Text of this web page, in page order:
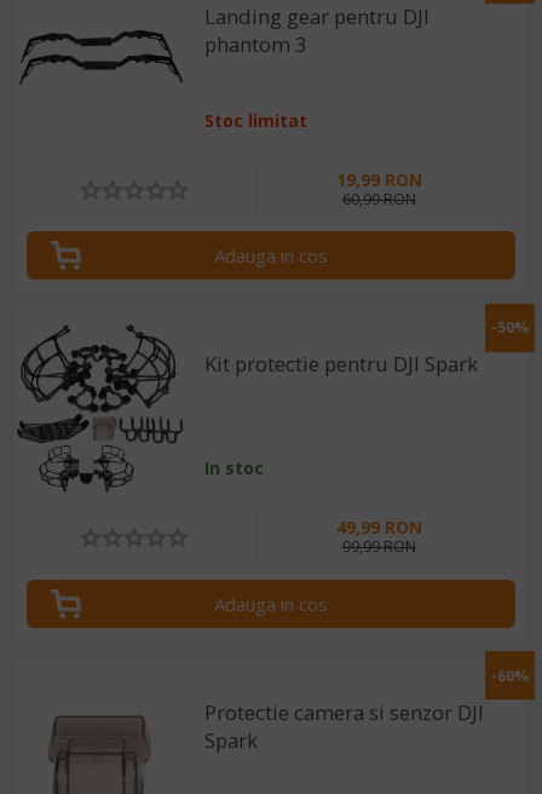
Landing gear pentru DJI
phantom 3
Stoc limitat
19,99 RON
60,99 RON
Adauga in cos
-50%
Kit protectie pentru DJI Spark
In stoc
49,99 RON
99,99 RON
Adauga in cos
-60%
Protectie camera si senzor DJI
Spark